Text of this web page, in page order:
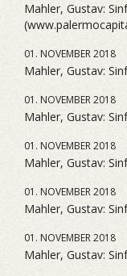
Mahler, Gustav:
01. NOVEMBER 2018
Mahler, Gustav:
01. NOVEMBER 2018
Mahler, Gustav:
01. NOVEMBER 2018
Mahler, Gustav:
01. NOVEMBER 2018
Mahler, Gustav:
01. NOVEMBER 2018
Mahler, Gustav: